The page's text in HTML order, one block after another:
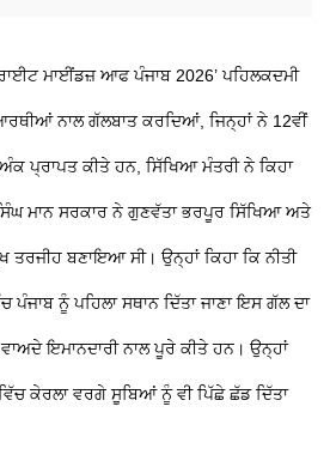
ਮਾਈਂਡਜ਼ ਆਫ ਪੰਜਾਬ 2026’ ਪਹਿਲਕਦਮੀ
ਨਾਲ ਗੱਲਬਾਤ ਕਰਦਿਆਂ, ਜਿਨ੍ਹਾਂ ਨੇ 12ਵੀਂ
ਪ੍ਰਾਪਤ ਕੀਤੇ ਹਨ, ਸਿੱਖਿਆ ਮੰਤਰੀ ਨੇ ਕਿਹਾ
ਮਾਨ ਸਰਕਾਰ ਨੇ ਗੁਣਵੱਤਾ ਭਰਪੂਰ ਸਿੱਖਿਆ ਅਤੇ
ਤਰਜੀਹ ਬਣਾਇਆ ਸੀ। ਉਨ੍ਹਾਂ ਕਿਹਾ ਕਿ ਨੀਤੀ
ਨੂੰ ਪਹਿਲਾ ਸਥਾਨ ਦਿੱਤਾ ਜਾਣਾ ਇਸ ਗੱਲ ਦਾ
ਇਮਾਨਦਾਰੀ ਨਾਲ ਪੂਰੇ ਕੀਤੇ ਹਨ। ਉਨ੍ਹਾਂ
ਕੇਰਲਾ ਵਰਗੇ ਸੂਬਿਆਂ ਨੂੰ ਵੀ ਪਿੱਛੇ ਛੱਡ ਦਿੱਤਾ